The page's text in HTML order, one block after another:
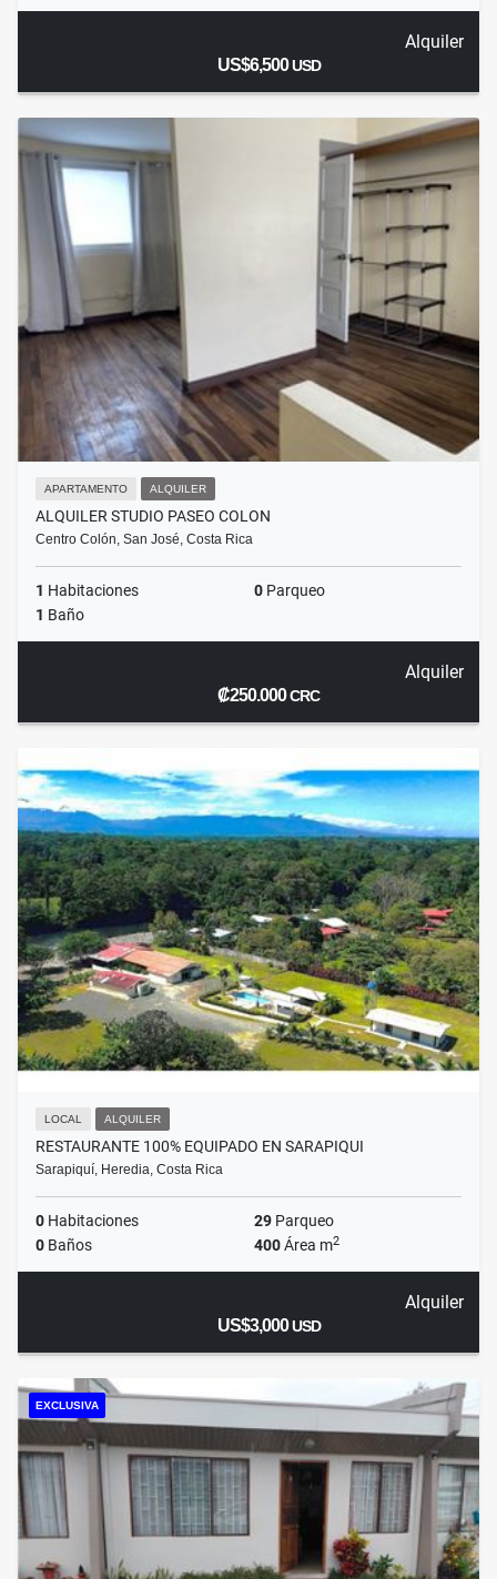
Alquiler
US$6,500USD
APARTAMENTO ALQUILER
ALQUILER STUDIO PASEO COLON
Centro Colón, San José, Costa Rica
1 Habitaciones 0 Parqueo
1 Baño
Alquiler
₡250.000CRC
LOCAL ALQUILER
RESTAURANTE 100% EQUIPADO EN SARAPIQUI
Sarapiquí, Heredia, Costa Rica
0 Habitaciones 29 Parqueo
0 Baños 400Área m2
Alquiler
US$3,000USD
EXCLUSIVA